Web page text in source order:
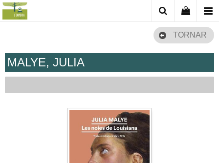
TORNAR
MALYE, JULIA